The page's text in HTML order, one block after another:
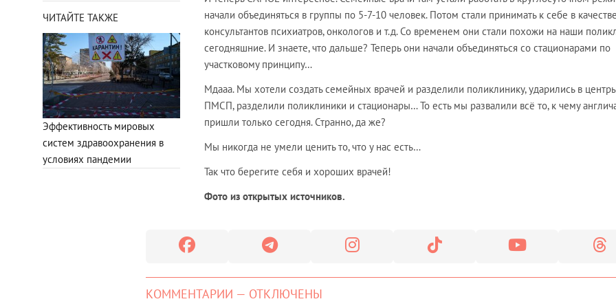
ЧИТАЙТЕ ТАКЖЕ
Эффективность мировых
систем здравоохранения в
условиях пандемии
начали объединяться в группы по 5-7-10 человек. Потом стали принимать к себе в качестве
консультантов психиатров, онкологов и т.д. Со временем они стали похожи на наши
сегодняшние. И знаете, что дальше? Теперь они начали объединяться со стационарами по
участковому принципу…
Мдааа. Мы хотели создать семейных врачей и разделили поликлинику, ударились в
ПМСП, разделили поликлиники и стационары… То есть мы развалили всё то, к чему
пришли только сегодня. Странно, да же?
Мы никогда не умели ценить то, что у нас есть…
Так что берегите себя и хороших врачей!
Фото из открытых источников.
КОММЕНТАРИИ — ОТКЛЮЧЕНЫ